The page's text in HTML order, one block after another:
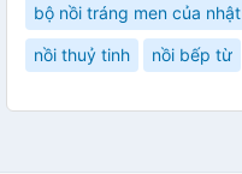
bộ nồi tráng men của nhật
nồi thuỷ tinh nồi bếp từ